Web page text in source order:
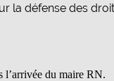
la défense des
l’arrivée du maire RN.